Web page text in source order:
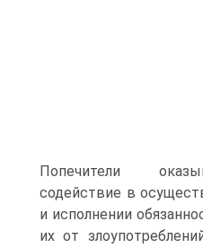
Попечители
содействие в
и исполнении
их от